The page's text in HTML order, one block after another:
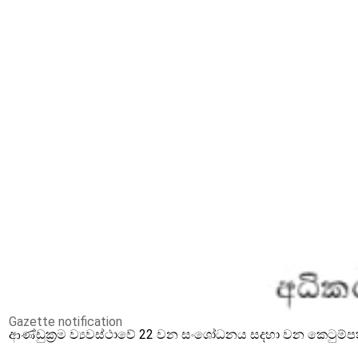
Gazette notification
ආණ්ඩුක්‍රම ව්‍යවස්ථාවේ 22 වන සංශෝධනය සදහා වන